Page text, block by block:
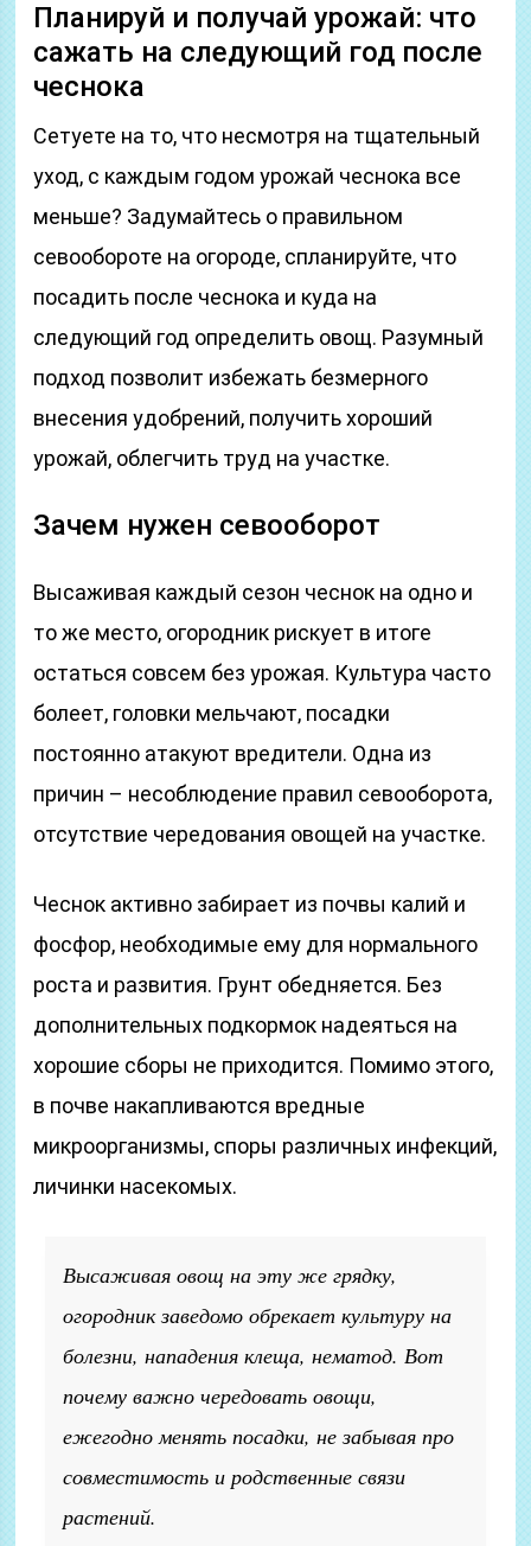
Планируй и получай урожай: что
сажать на следующий год после
чеснока
Сетуете на то, что несмотря на тщательный
уход, с каждым годом урожай чеснока все
меньше? Задумайтесь о правильном
севообороте на огороде, спланируйте, что
посадить после чеснока и куда на
следующий год определить овощ. Разумный
подход позволит избежать безмерного
внесения удобрений, получить хороший
урожай, облегчить труд на участке.
Зачем нужен севооборот
Высаживая каждый сезон чеснок на одно и
то же место, огородник рискует в итоге
остаться совсем без урожая. Культура часто
болеет, головки мельчают, посадки
постоянно атакуют вредители. Одна из
причин – несоблюдение правил севооборота,
отсутствие чередования овощей на участке.
Чеснок активно забирает из почвы калий и
фосфор, необходимые ему для нормального
роста и развития. Грунт обедняется. Без
дополнительных подкормок надеяться на
хорошие сборы не приходится. Помимо этого,
в почве накапливаются вредные
микроорганизмы, споры различных инфекций,
личинки насекомых.
Высаживая овощ на эту же грядку,
огородник заведомо обрекает культуру на
болезни, нападения клеща, нематод. Вот
почему важно чередовать овощи,
ежегодно менять посадки, не забывая про
совместимость и родственные связи
растений.